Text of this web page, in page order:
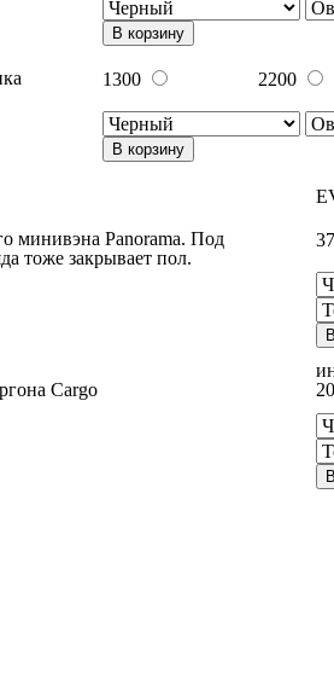
В корзину
1300 2200
В корзину
минивэна Panorama. Под
тоже закрывает пол.
Cargo